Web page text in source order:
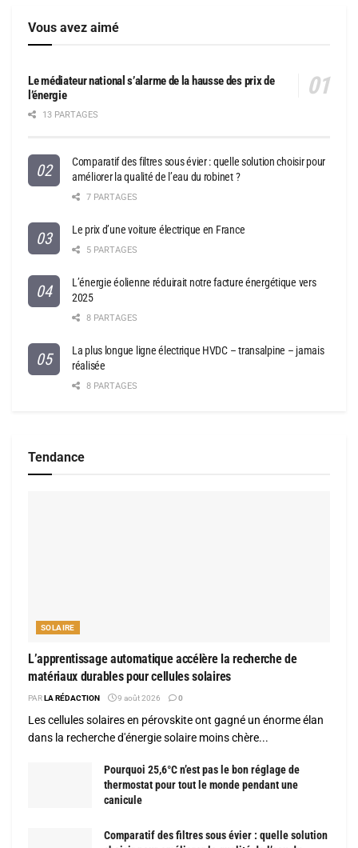
Vous avez aimé
Le médiateur national s’alarme de la hausse des prix de
l’énergie
13 PARTAGES
Comparatif des filtres sous évier : quelle solution choisir pour
améliorer la qualité de l’eau du robinet ?
7 PARTAGES
Le prix d’une voiture électrique en France
5 PARTAGES
L’énergie éolienne réduirait notre facture énergétique vers
2025
8 PARTAGES
La plus longue ligne électrique HVDC – transalpine – jamais
réalisée
8 PARTAGES
Tendance
SOLAIRE
L’apprentissage automatique accélère la recherche de
matériaux durables pour cellules solaires
PARLA RÉDACTION 9 août 2026 0
Les cellules solaires en pérovskite ont gagné un énorme élan
dans la recherche d'énergie solaire moins chère...
Pourquoi 25,6°C n’est pas le bon réglage de
thermostat pour tout le monde pendant une
canicule
Comparatif des filtres sous évier : quelle solution